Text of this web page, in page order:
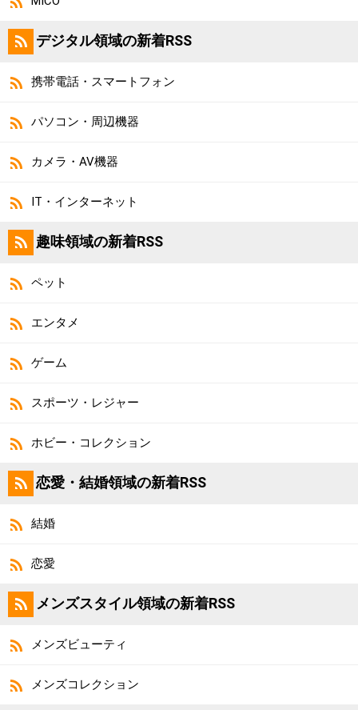
デジタル領域の新着RSS
携帯電話・スマートフォン
パソコン・周辺機器
カメラ・AV機器
IT・インターネット
趣味領域の新着RSS
ペット
エンタメ
ゲーム
スポーツ・レジャー
ホビー・コレクション
恋愛・結婚領域の新着RSS
結婚
恋愛
メンズスタイル領域の新着RSS
メンズビューティ
メンズコレクション